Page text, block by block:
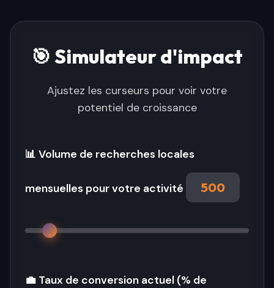
🎯 Simulateur d'impact
Ajustez les curseurs pour voir votre
potentiel de croissance
📊 Volume de recherches locales
mensuelles pour votre activité 500
💼 Taux de conversion actuel (% de